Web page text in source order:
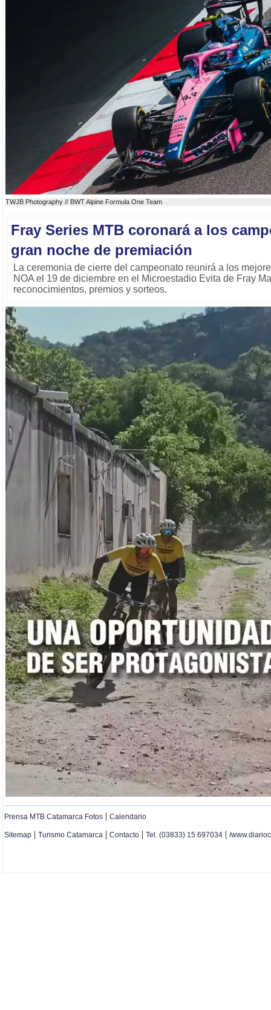
TWJB Photography // BWT Alpine Formula One Team
Fray Series MTB coronará a los
gran noche de premiación
La ceremonia de cierre del campeonato reunirá a los
NOA el 19 de diciembre en el Microestadio Evita de Fray
reconocimientos, premios y sorteos.
Prensa MTB Catamarca Fotos | Calendario
Sitemap | Turismo Catamarca | Contacto | Tel. (03833) 15 697034 | /